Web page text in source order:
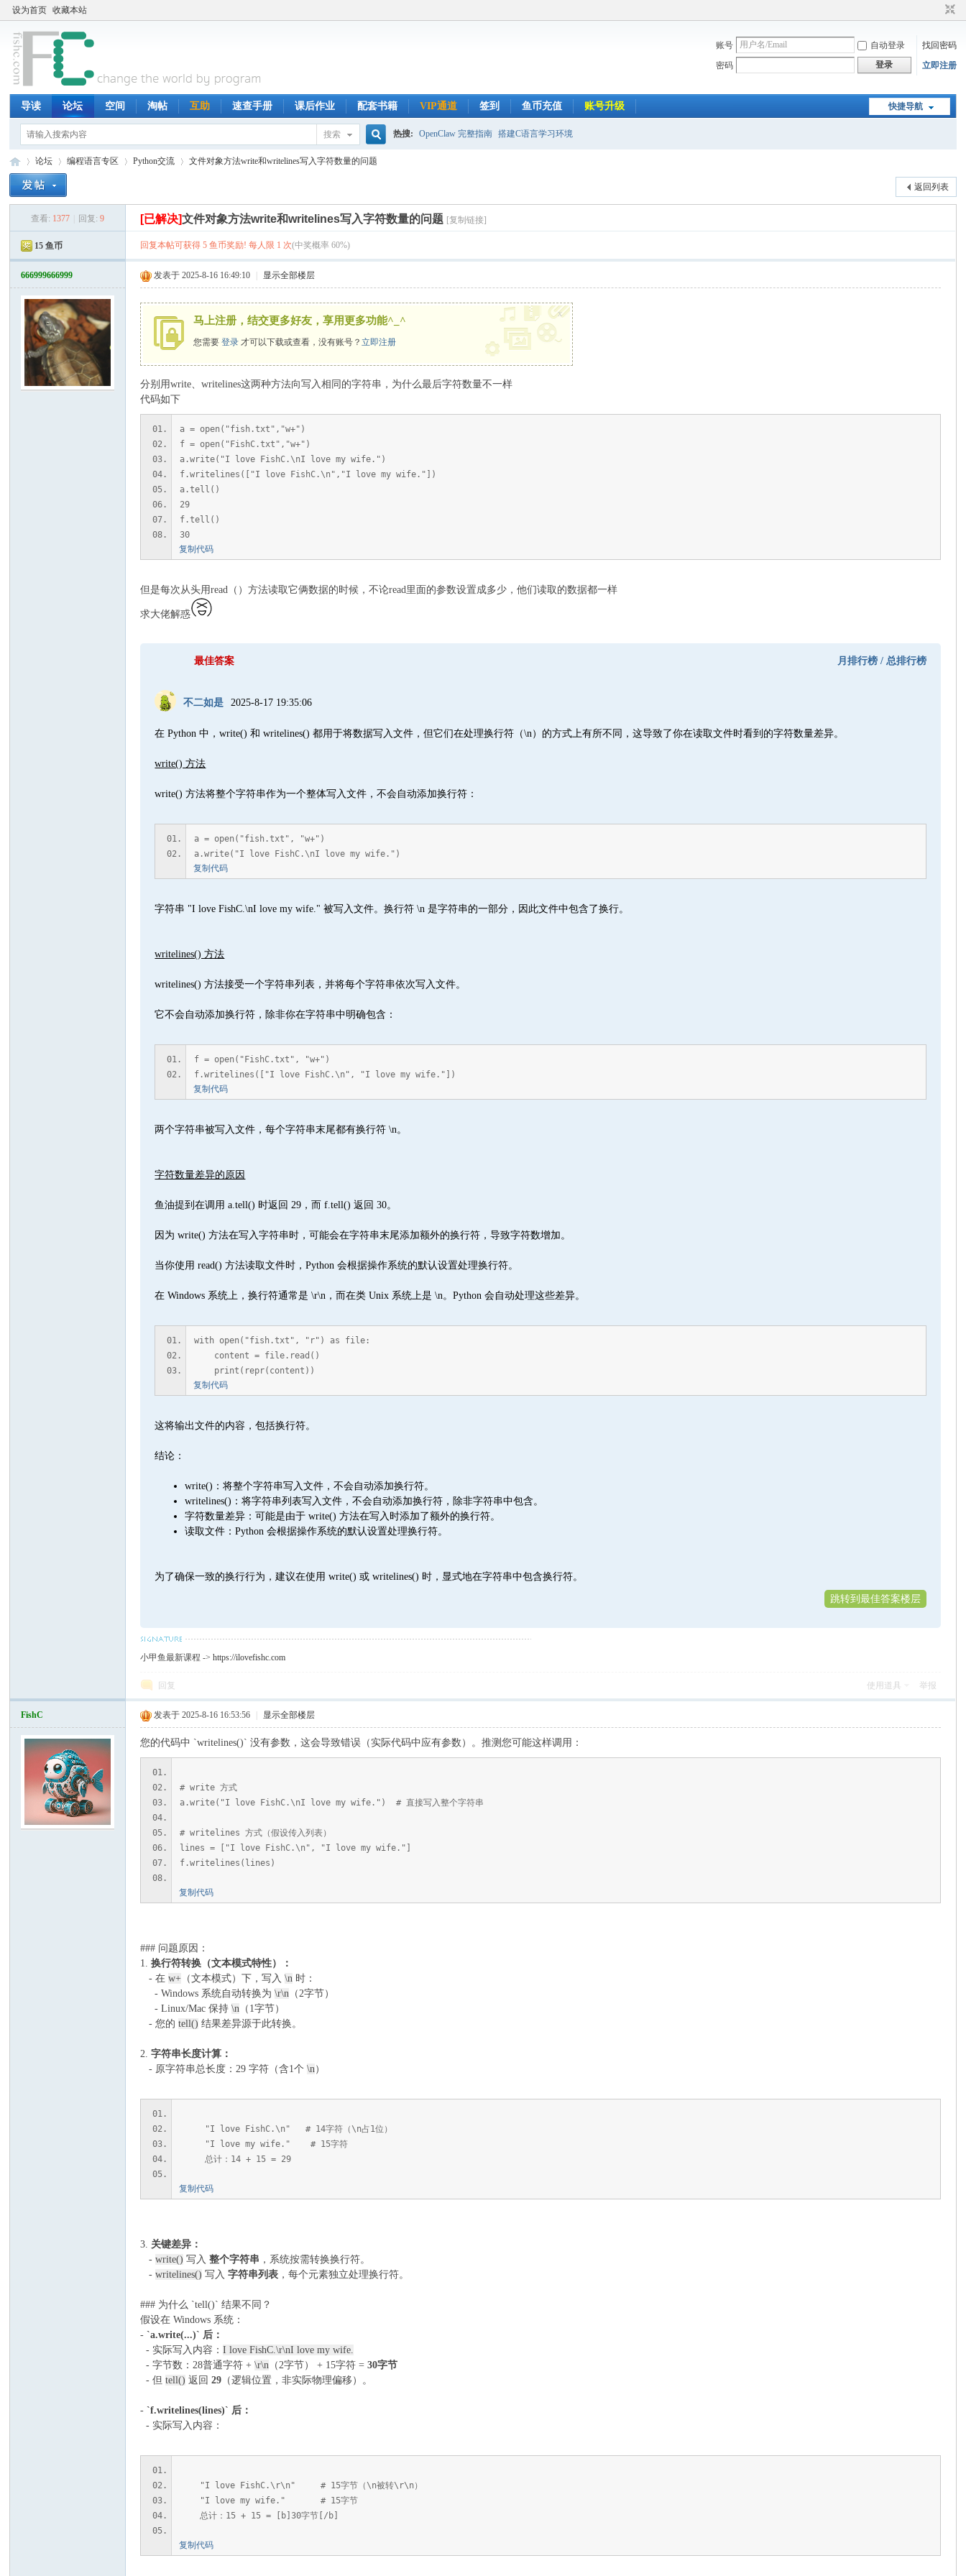
设为首页 收藏本站
账号 自动登录
找回密码
密码
登录 立即注册
快捷导航
导读 论坛 空间 淘帖 互助 速查手册 课后作业 配套书籍 VIP通道 签到 鱼币充值 账号升级
搜索
搜
索
热搜: OpenClaw 完整指南 搭建C语言学习环境
论坛
›
编程语言专区 Python交流
›
文件对象方法write和writelines写入字符数量的问题
返回列表
查看: 1377 回复: 9 [已解决]文件对象方法write和writelines写入字符数量的问题 [复制链接]
15 鱼币 回复本帖可获得 5 鱼币奖励! 每人限 1 次(中奖概率 60%)
666999666999 发表于 2025-8-16 16:49:10 显示全部楼层
马上注册，结交更多好友，享用更多功能^_^
您需要登录 才可以下载或查看，没有账号？立即注册
x
分别用write、writelines这两种方法向写入相同的字符串，为什么最后字符数量不一样
代码如下
a = open("fish.txt","w+")
f = open("FishC.txt","w+")
a.write("I love FishC.\nI love my wife.")
f.writelines(["I love FishC.\n","I love my wife."])
a.tell()
29
f.tell()
30
复制代码
但是每次从头用read（）方法读取它俩数据的时候，不论read里面的参数设置成多少，他们读取的数据都一样
求大佬解惑
最佳答案 月排行榜 / 总排行榜
不二如是 2025-8-17 19:35:06
在 Python 中，write() 和 writelines() 都用于将数据写入文件，但它们在处理换行符（\n）的方式上有所不同，这导致了你在读取文件时看到的字符数量差异。
write() 方法
write() 方法将整个字符串作为一个整体写入文件，不会自动添加换行符：
a = open("fish.txt", "w+")
a.write("I love FishC.\nI love my wife.")
复制代码
字符串 "I love FishC.\nI love my wife." 被写入文件。换行符 \n 是字符串的一部分，因此文件中包含了换行。
writelines() 方法
writelines() 方法接受一个字符串列表，并将每个字符串依次写入文件。
它不会自动添加换行符，除非你在字符串中明确包含：
f = open("FishC.txt", "w+")
f.writelines(["I love FishC.\n", "I love my wife."])
复制代码
两个字符串被写入文件，每个字符串末尾都有换行符 \n。
字符数量差异的原因
鱼油提到在调用 a.tell() 时返回 29，而 f.tell() 返回 30。
因为 write() 方法在写入字符串时，可能会在字符串末尾添加额外的换行符，导致字符数增加。
当你使用 read() 方法读取文件时，Python 会根据操作系统的默认设置处理换行符。
在 Windows 系统上，换行符通常是 \r\n，而在类 Unix 系统上是 \n。Python 会自动处理这些差异。
with open("fish.txt", "r") as file:
content = file.read()
print(repr(content))
复制代码
这将输出文件的内容，包括换行符。
结论：
write()：将整个字符串写入文件，不会自动添加换行符。
writelines()：将字符串列表写入文件，不会自动添加换行符，除非字符串中包含。
字符数量差异：可能是由于 write() 方法在写入时添加了额外的换行符。
读取文件：Python 会根据操作系统的默认设置处理换行符。
为了确保一致的换行行为，建议在使用 write() 或 writelines() 时，显式地在字符串中包含换行符。
跳转到最佳答案楼层
小甲鱼最新课程 ->https://ilovefishc.com
回复 使用道具 举报
FishC 发表于 2025-8-16 16:53:56 显示全部楼层
您的代码中 `writelines()` 没有参数，这会导致错误（实际代码中应有参数）。推测您可能这样调用：
# write 方式
a.write("I love FishC.\nI love my wife.") # 直接写入整个字符串
# writelines 方式（假设传入列表）
lines = ["I love FishC.\n", "I love my wife."]
f.writelines(lines)
复制代码
### 问题原因：
1.换行符转换（文本模式特性）：
- 在w+ （文本模式）下，写入\n 时：
- Windows 系统自动转换为\r\n （2字节）
- Linux/Mac 保持\n （1字节）
- 您的tell() 结果差异源于此转换。
2.字符串长度计算：
- 原字符串总长度：29 字符（含1个\n）
"I love FishC.\n" # 14字符（\n占1位）
"I love my wife." # 15字符
总计：14 + 15 = 29
复制代码
3. 关键差异：
-write() 写入整个字符串 ，系统按需转换换行符。
-writelines() 写入字符串列表 ，每个元素独立处理换行符。
### 为什么 `tell()` 结果不同？
假设在 Windows 系统：
-`a.write(...)` 后：
- 实际写入内容：I love FishC.\r\nI love my wife.
- 字节数：28普通字符 +\r\n （2字节） + 15字符 =30字节
- 但tell() 返回29 （逻辑位置，非实际物理偏移）。
-`f.writelines(lines)` 后：
- 实际写入内容：
"I love FishC.\r\n" # 15字节（\n被转\r\n）
"I love my wife." # 15字节
总计：15 + 15 = [b]30字节[/b]
复制代码